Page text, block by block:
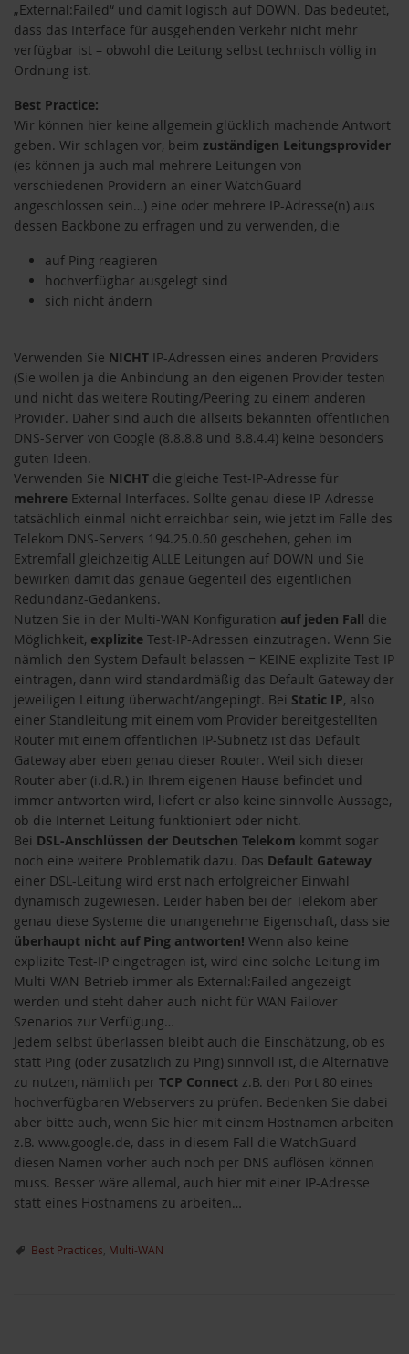
„External:Failed“ und damit logisch auf DOWN. Das bedeutet,
dass das Interface für ausgehenden Verkehr nicht mehr
verfügbar ist – obwohl die Leitung selbst technisch völlig in
Ordnung ist.
Best Practice:
Wir können hier keine allgemein glücklich machende Antwort
geben. Wir schlagen vor, beim zuständigen Leitungsprovider
(es können ja auch mal mehrere Leitungen von
verschiedenen Providern an einer WatchGuard
angeschlossen sein…) eine oder mehrere IP-Adresse(n) aus
dessen Backbone zu erfragen und zu verwenden, die
auf Ping reagieren
hochverfügbar ausgelegt sind
sich nicht ändern
Verwenden Sie NICHT IP-Adressen eines anderen Providers
(Sie wollen ja die Anbindung an den eigenen Provider testen
und nicht das weitere Routing/Peering zu einem anderen
Provider. Daher sind auch die allseits bekannten öffentlichen
DNS-Server von Google (8.8.8.8 und 8.8.4.4) keine besonders
guten Ideen.
Verwenden Sie NICHT die gleiche Test-IP-Adresse für
mehrere External Interfaces. Sollte genau diese IP-Adresse
tatsächlich einmal nicht erreichbar sein, wie jetzt im Falle des
Telekom DNS-Servers 194.25.0.60 geschehen, gehen im
Extremfall gleichzeitig ALLE Leitungen auf DOWN und Sie
bewirken damit das genaue Gegenteil des eigentlichen
Redundanz-Gedankens.
Nutzen Sie in der Multi-WAN Konfiguration auf jeden Fall die
Möglichkeit, explizite Test-IP-Adressen einzutragen. Wenn Sie
nämlich den System Default belassen = KEINE explizite Test-IP
eintragen, dann wird standardmäßig das Default Gateway der
jeweiligen Leitung überwacht/angepingt. Bei Static IP, also
einer Standleitung mit einem vom Provider bereitgestellten
Router mit einem öffentlichen IP-Subnetz ist das Default
Gateway aber eben genau dieser Router. Weil sich dieser
Router aber (i.d.R.) in Ihrem eigenen Hause befindet und
immer antworten wird, liefert er also keine sinnvolle Aussage,
ob die Internet-Leitung funktioniert oder nicht.
Bei DSL-Anschlüssen der Deutschen Telekom kommt sogar
noch eine weitere Problematik dazu. Das Default Gateway
einer DSL-Leitung wird erst nach erfolgreicher Einwahl
dynamisch zugewiesen. Leider haben bei der Telekom aber
genau diese Systeme die unangenehme Eigenschaft, dass sie
überhaupt nicht auf Ping antworten! Wenn also keine
explizite Test-IP eingetragen ist, wird eine solche Leitung im
Multi-WAN-Betrieb immer als External:Failed angezeigt
werden und steht daher auch nicht für WAN Failover
Szenarios zur Verfügung…
Jedem selbst überlassen bleibt auch die Einschätzung, ob es
statt Ping (oder zusätzlich zu Ping) sinnvoll ist, die Alternative
zu nutzen, nämlich per TCP Connect z.B. den Port 80 eines
hochverfügbaren Webservers zu prüfen. Bedenken Sie dabei
aber bitte auch, wenn Sie hier mit einem Hostnamen arbeiten
z.B. www.google.de, dass in diesem Fall die WatchGuard
diesen Namen vorher auch noch per DNS auflösen können
muss. Besser wäre allemal, auch hier mit einer IP-Adresse
statt eines Hostnamens zu arbeiten…
Best Practices Multi-WAN